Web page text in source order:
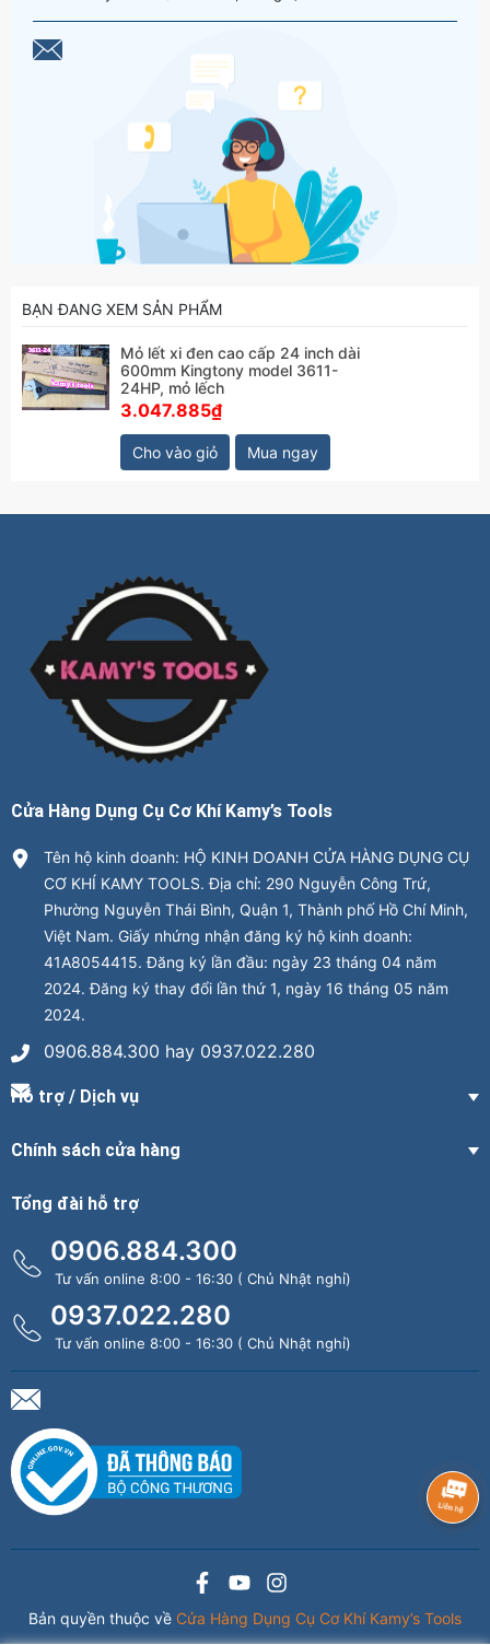
BẠN ĐANG XEM SẢN PHẨM
Mỏ lết xi đen cao cấp 24 inch dài
600mm Kingtony model 3611-
24HP, mỏ lếch
3.047.885₫
Cho vào giỏ Mua ngay
Cửa Hàng Dụng Cụ Cơ Khí Kamy’s Tools
Tên hộ kinh doanh: HỘ KINH DOANH CỬA HÀNG DỤNG CỤ
CƠ KHÍ KAMY TOOLS. Địa chỉ: 290 Nguyễn Công Trứ,
Phường Nguyễn Thái Bình, Quận 1, Thành phố Hồ Chí Minh,
Việt Nam. Giấy nhứng nhận đăng ký hộ kinh doanh:
41A8054415. Đăng ký lần đầu: ngày 23 tháng 04 năm
2024. Đăng ký thay đổi lần thứ 1, ngày 16 tháng 05 năm
2024.
0906.884.300 hay 0937.022.280
Hỗ trợ / Dịch vụ
Chính sách cửa hàng
Tổng đài hỗ trợ
0906.884.300
Tư vấn online 8:00 - 16:30 ( Chủ Nhật nghỉ)
0937.022.280
Tư vấn online 8:00 - 16:30 ( Chủ Nhật nghỉ)
Bản quyền thuộc về Cửa Hàng Dụng Cụ Cơ Khí Kamy’s Tools